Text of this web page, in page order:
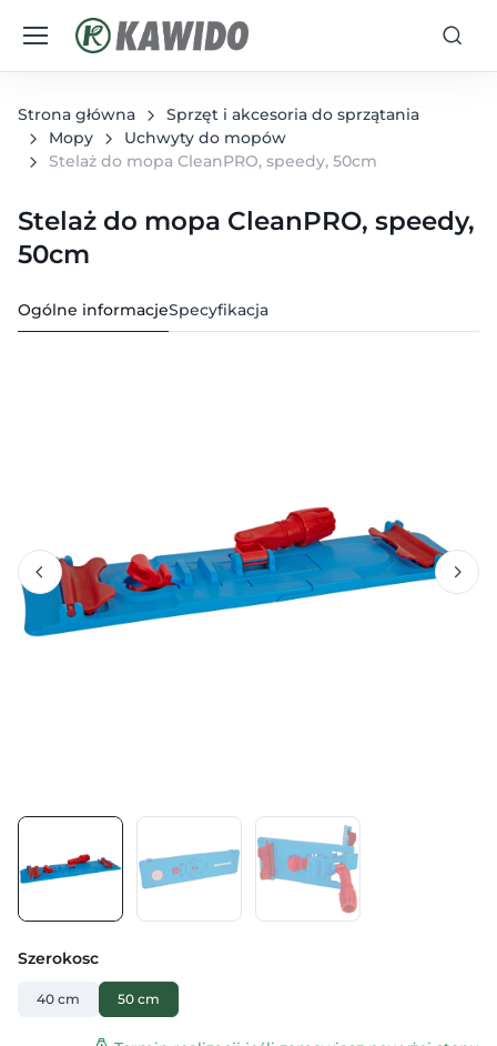
Strona główna
Sprzęt i akcesoria do sprzątania
Mopy
Uchwyty do mopów
Stelaż do mopa CleanPRO, speedy, 50cm
Stelaż do mopa CleanPRO, speedy,
50cm
Ogólne informacjeSpecyfikacja
Szerokosc
40 cm 50 cm